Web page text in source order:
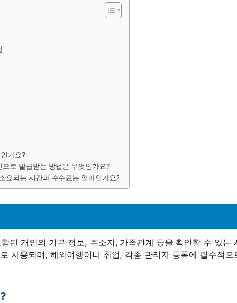
가요?
로 발급받는 방법은 무엇인가요?
요되는 시간과 수수료는 얼마인가요?
된 개인의 기본 정보, 주소지, 가족관계 등을 확인할 수 있는
사용되며, 해외여행이나 취업, 각종 관리자 등록에 필수적으